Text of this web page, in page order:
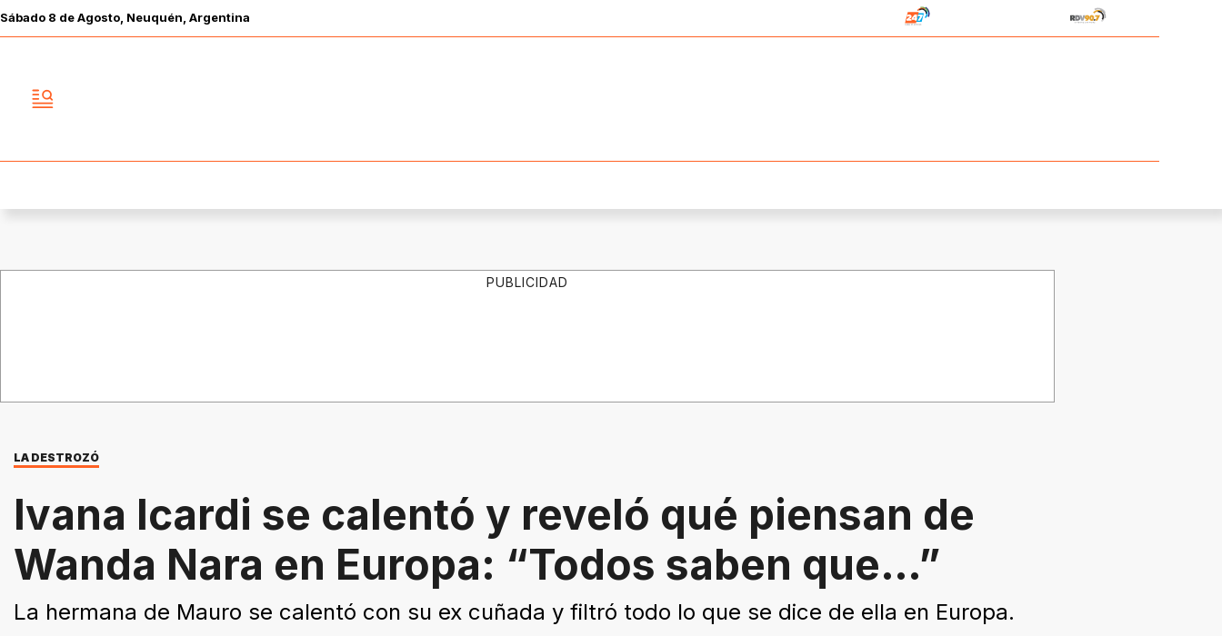
Sábado 8 deAgosto , Neuquén, Argentina
PUBLICIDAD
LA DESTROZÓ
Ivana Icardi se calentó y reveló qué piensan de
Wanda Nara en Europa: “Todos saben que…”
La hermana de Mauro se calentó con su ex cuñada y filtró todo lo que se dice de ella en Europa.